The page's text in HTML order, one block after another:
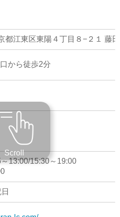
都江東区東陽４丁目８−２１ 藤
から徒歩2分
13:00/15:30～19:00
Scroll